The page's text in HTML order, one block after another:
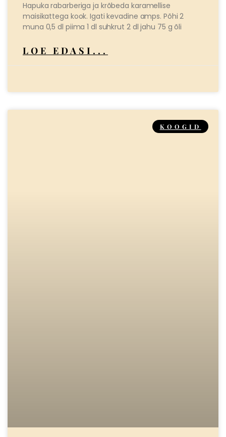
Hapuka rabarberiga ja krõbeda karamellise
maisikattega kook. Igati kevadine amps. Põhi 2
muna 0,5 dl piima 1 dl suhkrut 2 dl jahu 75 g õli
LOE EDASI...
KOOGID